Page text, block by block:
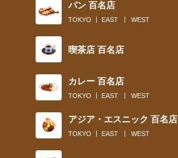
パン 百名店
TOKYO EAST WEST
喫茶店 百名店
カレー 百名店
TOKYO EAST WEST
アジア・エスニック 百名店
TOKYO EAST WEST